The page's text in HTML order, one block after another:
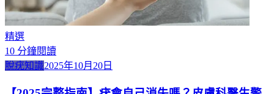
精選
10 分鐘閱讀
脫疣知識2025年10月20日